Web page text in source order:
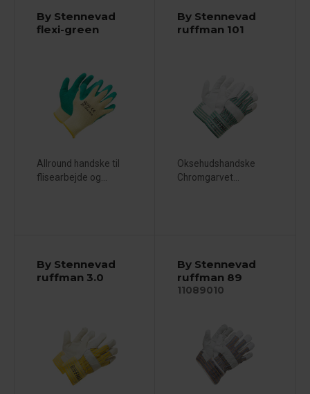
By Stennevad
flexi-green
Allround handske til
flisearbejde og...
By Stennevad
ruffman 101
Oksehudshandske
Chromgarvet...
By Stennevad
ruffman 3.0
By Stennevad
ruffman 89
11089010